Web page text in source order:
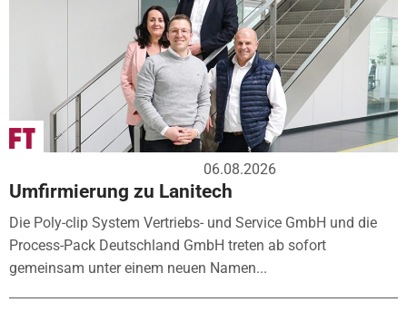
06.08.2026
Umfirmierung zu Lanitech
Die Poly-clip System Vertriebs- und Service GmbH und die
Process-Pack Deutschland GmbH treten ab sofort
gemeinsam unter einem neuen Namen...